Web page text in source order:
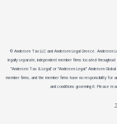
© Andersen Tax LLC and Andersen Legal Greece. Andersen
legally separate, independent member firms located
"Andersen Tax & Legal," or "Andersen Legal." Andersen
member firms, and the member firms have no responsibility
and conditions governing it. Please